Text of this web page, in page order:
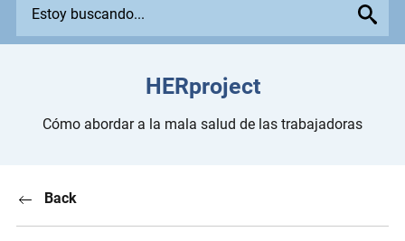
p
s
u
HERproject
Cómo abordar a la mala salud de las trabajadoras
Back